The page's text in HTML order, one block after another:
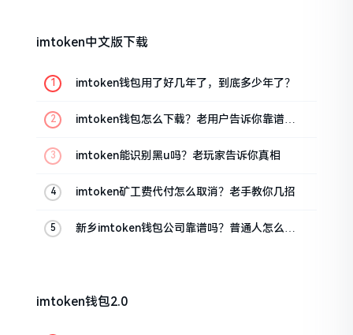
imtoken中文版下载
imtoken钱包用了好几年了，到底多少年了？
imtoken钱包怎么下载？老用户告诉你靠谱渠
imtoken能识别黑u吗？老玩家告诉你真相
imtoken矿工费代付怎么取消？老手教你几招
新乡imtoken钱包公司靠谱吗？普通人怎么避
imtoken钱包2.0